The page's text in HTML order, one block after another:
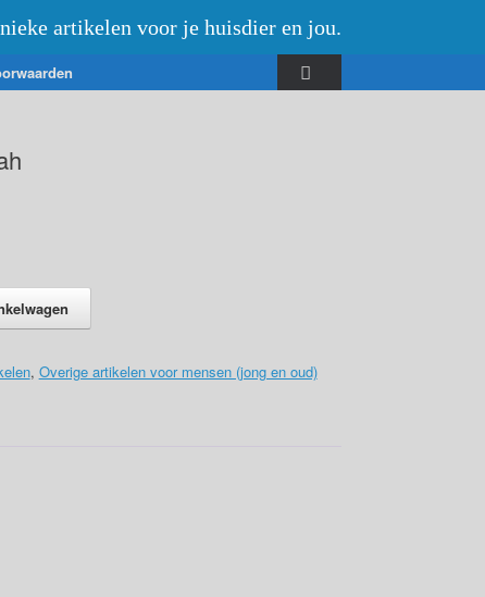
artikelen voor je huisdier en jou.
, Overige artikelen voor mensen (jong en oud)